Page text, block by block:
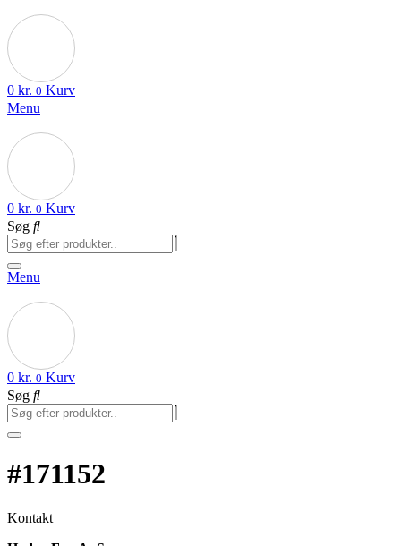
0 kr. 0 Kurv
Menu
0 kr. 0 Kurv
Søg
Menu
0 kr. 0 Kurv
Søg
#171152
Kontakt